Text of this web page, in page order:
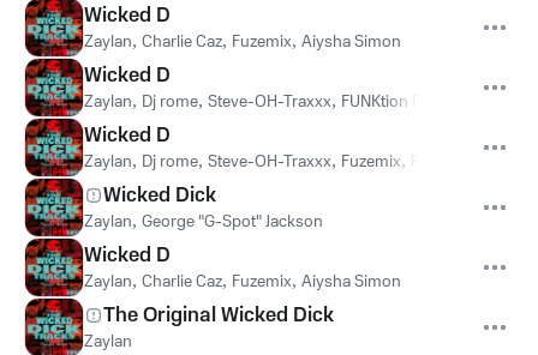
Wicked D
Zaylan, Charlie Caz, Fuzemix, Aiysha Simon
Wicked D
Zaylan, Dj rome, Steve-OH-Traxxx, FUNKtion Productions
Wicked D
Zaylan, Dj rome, Steve-OH-Traxxx, Fuzemix, FUNKtion
Wicked Dick
Zaylan, George "G-Spot" Jackson
Wicked D
Zaylan, Charlie Caz, Fuzemix, Aiysha Simon
The Original Wicked Dick
Zaylan